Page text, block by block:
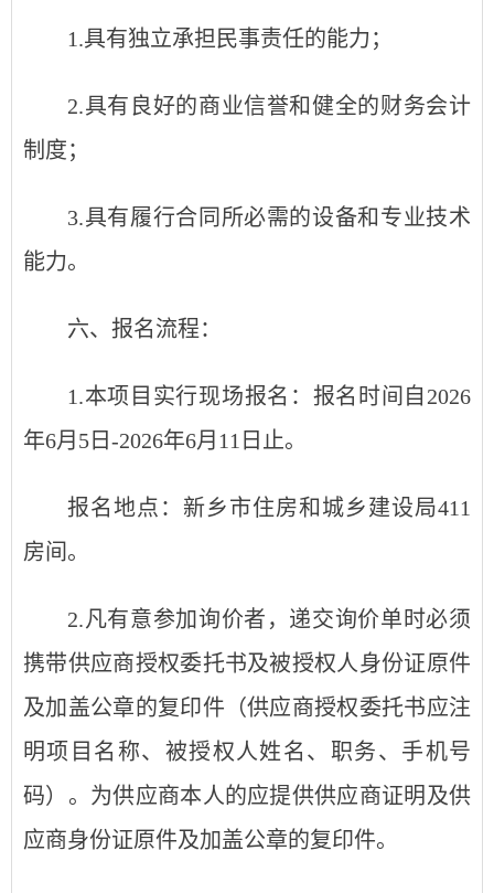
1.具有独立承担民事责任的能力；
2.具有良好的商业信誉和健全的财务会计
制度；
3.具有履行合同所必需的设备和专业技术
能力。
六、报名流程：
1.本项目实行现场报名：报名时间自2026
年6月5日-2026年6月11日止。
报名地点：新乡市住房和城乡建设局411
房间。
2.凡有意参加询价者，递交询价单时必须
携带供应商授权委托书及被授权人身份证原件
及加盖公章的复印件（供应商授权委托书应注
明项目名称、被授权人姓名、职务、手机号
码）。为供应商本人的应提供供应商证明及供
应商身份证原件及加盖公章的复印件。